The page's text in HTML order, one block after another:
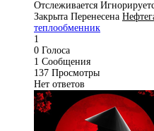
Отслеживается
Закрыта Перенесена
теплообменник
1
0 Голоса
1 Сообщения
137 Просмотры
Нет ответов